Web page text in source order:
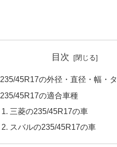
目次
235/45R17の外径・直径・幅・
235/45R17の適合車種
三菱の235/45R17の車
スバルの235/45R17の車